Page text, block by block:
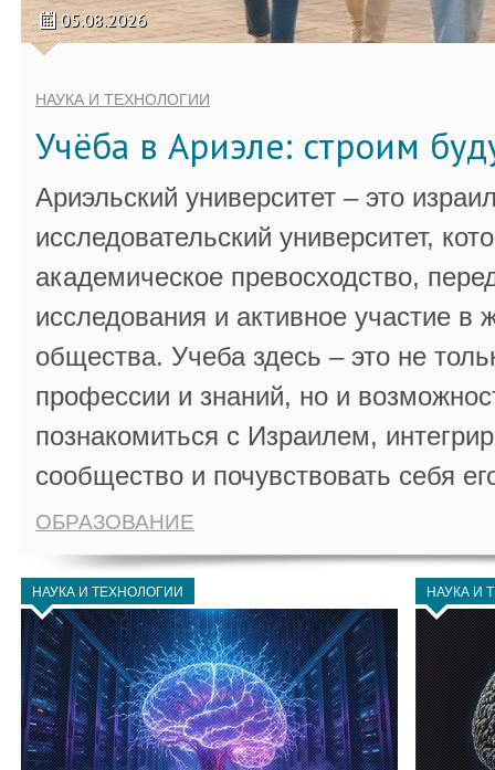
05.08.2026
НАУКА И ТЕХНОЛОГИИ
Учёба в Ариэле: строим
Ариэльский университет – это
исследовательский университет,
академическое превосходство,
исследования и активное участие в
общества. Учеба здесь – это не
профессии и знаний, но и
познакомиться с Израилем,
сообщество и почувствовать себя
ОБРАЗОВАНИЕ
НАУКА И ТЕХНОЛОГИИ НАУКА И